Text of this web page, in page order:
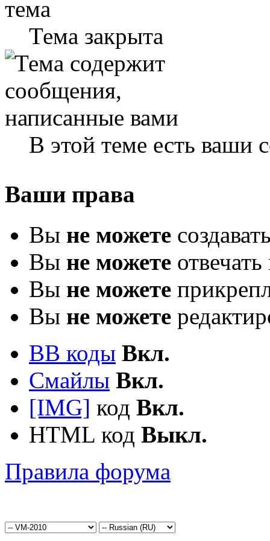
Тема закрыта
В этой теме есть ваши
Ваши права
Вы не можете
Вы не можете
Вы не можете
Вы не можете
BB коды Вкл.
Смайлы Вкл.
[IMG] код Вкл.
HTML код Выкл.
Правила форума